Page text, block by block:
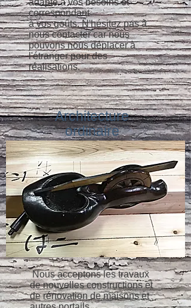
adapté à vos besoins et
correspondant
à vos goûts. N'hésitez pas à
nous contacter car nous
pouvons nous déplacer à
l'étranger pour des
réalisations.
Architecture
ordinaire
​ Nous acceptons les travaux
de nouvelles constructions et
de rénovation de maisons et